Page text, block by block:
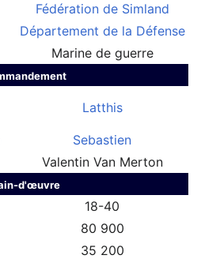
Fédération de Simland
Département de la Défense
Marine de guerre
Latthis
Sebastien
Valentin Van Merton
d'œuvre
18-40
80 900
35 200